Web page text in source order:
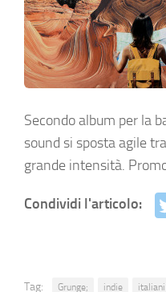
Secondo album per la
sound si sposta agile
grande intensità.
Condividi l'articolo:
Tag: Grunge; indie italiani